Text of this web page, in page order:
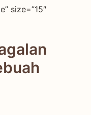
size=”15″